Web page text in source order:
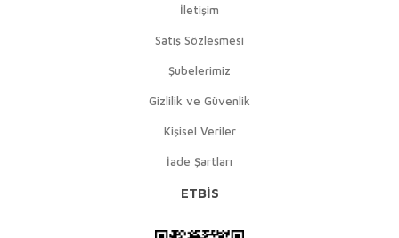
İletişim
Satış Sözleşmesi
Şubelerimiz
Gizlilik ve Güvenlik
Kişisel Veriler
İade Şartları
ETBİS